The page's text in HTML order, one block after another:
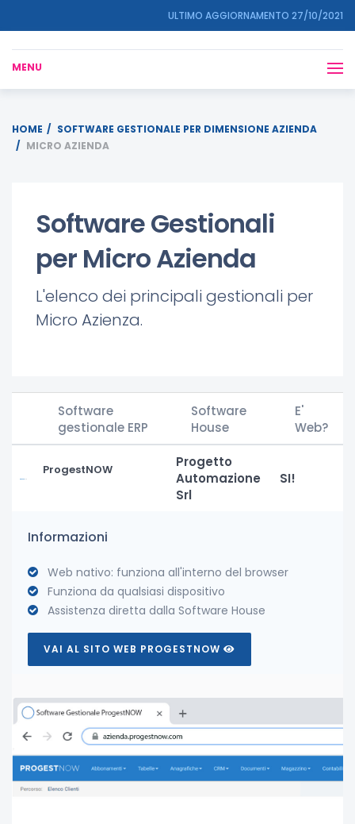
ULTIMO AGGIORNAMENTO 27/10/2021
MENU
HOME
SOFTWARE GESTIONALE PER DIMENSIONE AZIENDA
MICRO AZIENDA
Software Gestionali
per Micro Azienda
L'elenco dei principali gestionali per
Micro Azienza.
Software
gestionale ERP
Software
House
E'
Web?
ProgestNOW
Progetto
Automazione
Srl
SI!
Informazioni
Web nativo: funziona all'interno del browser
Funziona da qualsiasi dispositivo
Assistenza diretta dalla Software House
VAI AL SITO WEB PROGESTNOW